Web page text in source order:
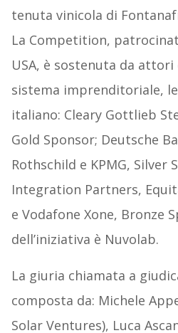
tenuta vinicola di
La Competition,
USA, è sostenuta da
sistema imprenditoriale,
italiano: Cleary Gottlieb
Gold Sponsor; Deutsche
Rothschild e KPMG, Silver
Integration Partners,
e Vodafone Xone, Bronze
dell’iniziativa è Nuvolab.
La giuria chiamata a
composta da: Michele
Solar Ventures), Luca